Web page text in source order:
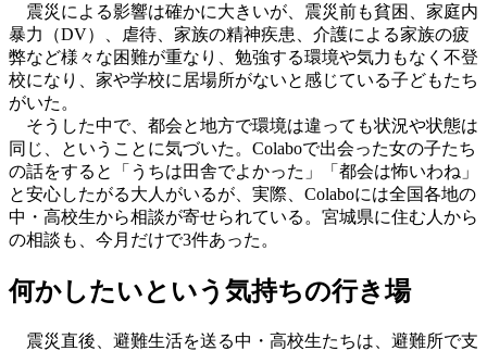
震災による影響は確かに大きいが、震災前も貧困、家庭内
暴力（DV）、虐待、家族の精神疾患、介護による家族の疲
弊など様々な困難が重なり、勉強する環境や気力もなく不登
校になり、家や学校に居場所がないと感じている子どもたち
がいた。
そうした中で、都会と地方で環境は違っても状況や状態は
同じ、ということに気づいた。Colaboで出会った女の子たち
の話をすると「うちは田舎でよかった」「都会は怖いわね」
と安心したがる大人がいるが、実際、Colaboには全国各地の
中・高校生から相談が寄せられている。宮城県に住む人から
の相談も、今月だけで3件あった。
何かしたいという気持ちの行き場
震災直後、避難生活を送る中・高校生たちは、避難所で支